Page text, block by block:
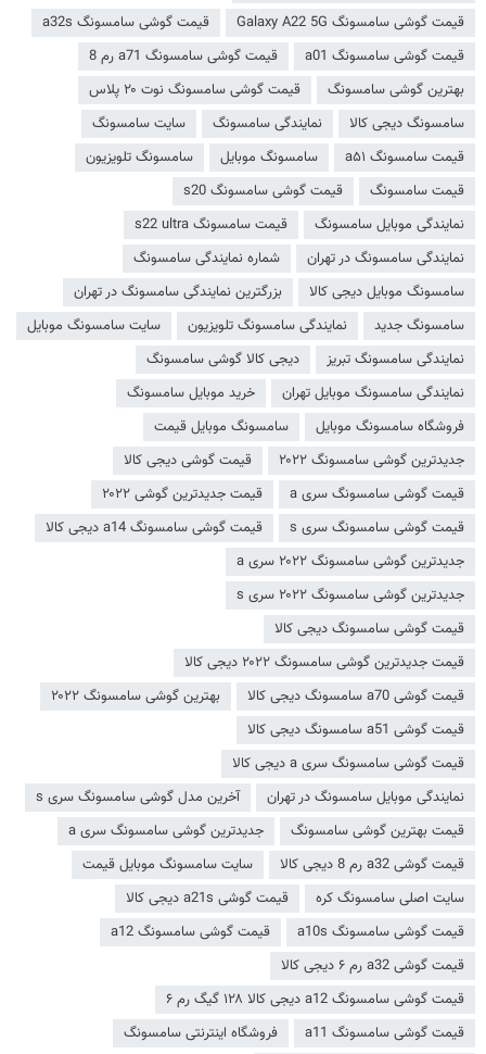
قیمت گوشی سامسونگ Galaxy A22 5G
قیمت گوشی سامسونگ a32s
قیمت گوشی سامسونگ a01
قیمت گوشی سامسونگ a71 رم 8
بهترین گوشی سامسونگ
قیمت گوشی سامسونگ نوت ۲۰ پلاس
سامسونگ دیجی کالا
نمایندگی سامسونگ
سایت سامسونگ
قیمت سامسونگ a۵۱
سامسونگ موبایل
سامسونگ تلویزیون
قیمت سامسونگ
قیمت گوشی سامسونگ s20
نمایندگی موبایل سامسونگ
قیمت سامسونگ s22 ultra
نمایندگی سامسونگ در تهران
شماره نمایندگی سامسونگ
سامسونگ موبایل دیجی کالا
بزرگترین نمایندگی سامسونگ در تهران
سامسونگ جدید
نمایندگی سامسونگ تلویزیون
سایت سامسونگ موبایل
نمایندگی سامسونگ تبریز
دیجی کالا گوشی سامسونگ
نمایندگی سامسونگ موبایل تهران
خرید موبایل سامسونگ
فروشگاه سامسونگ موبایل
سامسونگ موبایل قیمت
جدیدترین گوشی سامسونگ ۲۰۲۲
قیمت گوشی دیجی کالا
قیمت گوشی سامسونگ سری a
قیمت جدیدترین گوشی ۲۰۲۲
قیمت گوشی سامسونگ سری s
قیمت گوشی سامسونگ a14 دیجی کالا
جدیدترین گوشی سامسونگ ۲۰۲۲ سری a
جدیدترین گوشی سامسونگ ۲۰۲۲ سری s
قیمت گوشی سامسونگ دیجی کالا
قیمت جدیدترین گوشی سامسونگ ۲۰۲۲ دیجی کالا
قیمت گوشی a70 سامسونگ دیجی کالا
بهترین گوشی سامسونگ ۲۰۲۲
قیمت گوشی a51 سامسونگ دیجی کالا
قیمت گوشی سامسونگ سری a دیجی کالا
نمایندگی موبایل سامسونگ در تهران
آخرین مدل گوشی سامسونگ سری s
قیمت بهترین گوشی سامسونگ
جدیدترین گوشی سامسونگ سری a
قیمت گوشی a32 رم 8 دیجی کالا
سایت سامسونگ موبایل قیمت
سایت اصلی سامسونگ کره
قیمت گوشی a21s دیجی کالا
قیمت گوشی سامسونگ a10s
قیمت گوشی سامسونگ a12
قیمت گوشی a32 رم ۶ دیجی کالا
قیمت گوشی سامسونگ a12 دیجی کالا ۱۲۸ گیگ رم ۶
قیمت گوشی سامسونگ a11
فروشگاه اینترنتی سامسونگ